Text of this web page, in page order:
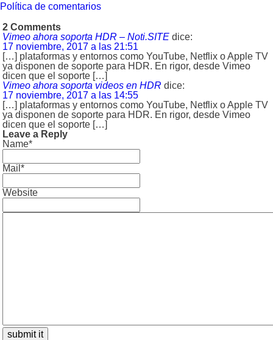
Política de comentarios
2 Comments
Vimeo ahora soporta HDR – Noti.SITE dice:
17 noviembre, 2017 a las 21:51
[…] plataformas y entornos como YouTube, Netflix o Apple TV
ya disponen de soporte para HDR. En rigor, desde Vimeo
dicen que el soporte […]
Vimeo ahora soporta videos en HDR dice:
17 noviembre, 2017 a las 14:55
[…] plataformas y entornos como YouTube, Netflix o Apple TV
ya disponen de soporte para HDR. En rigor, desde Vimeo
dicen que el soporte […]
Leave a Reply
Name*
Mail*
Website